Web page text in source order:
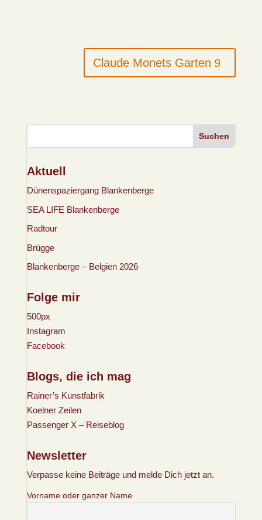
Claude Monets Garten
Suchen
Aktuell
Dünenspaziergang Blankenberge
SEA LIFE Blankenberge
Radtour
Brügge
Blankenberge – Belgien 2026
Folge mir
500px
Instagram
Facebook
Blogs, die ich mag
Rainer’s Kunstfabrik
Koelner Zeilen
Passenger X – Reiseblog
Newsletter
Verpasse keine Beiträge und melde Dich jetzt an.
Vorname oder ganzer Name